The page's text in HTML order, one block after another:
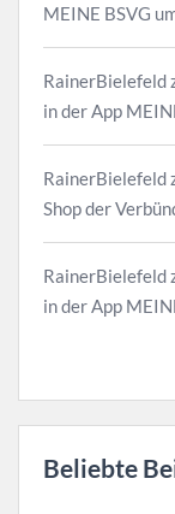
MEINE BSVG
RainerBielefeld
in der App
RainerBielefeld
Shop der
RainerBielefeld
in der App
Beliebte